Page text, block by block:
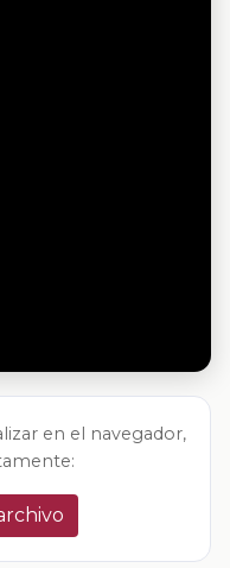
en el navegador,